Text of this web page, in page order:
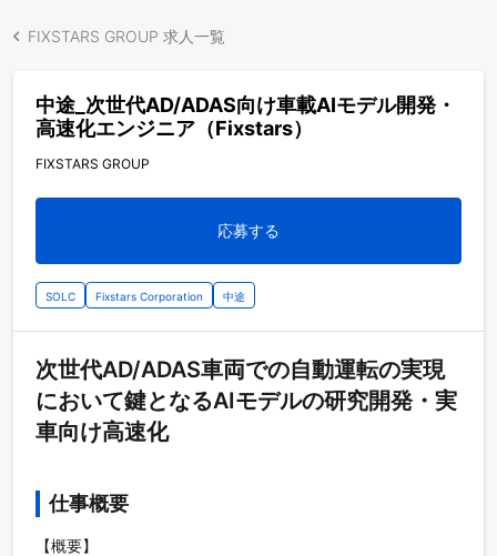
FIXSTARS GROUP 求人一覧
中途_次世代AD/ADAS向け車載AIモデル開発・
高速化エンジニア（Fixstars）
FIXSTARS GROUP
応募する
SOLC Fixstars Corporation 中途
次世代AD/ADAS車両での自動運転の実現
において鍵となるAIモデルの研究開発・実
車向け高速化
仕事概要
【概要】